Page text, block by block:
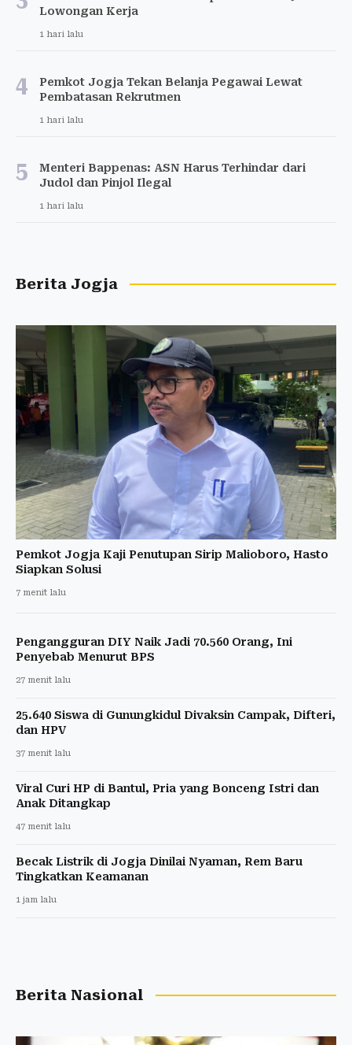
Lowongan Kerja
1 hari lalu
4
Pemkot Jogja Tekan Belanja Pegawai Lewat
Pembatasan Rekrutmen
1 hari lalu
5
Menteri Bappenas: ASN Harus Terhindar dari
Judol dan Pinjol Ilegal
1 hari lalu
Berita Jogja
Pemkot Jogja Kaji Penutupan Sirip Malioboro, Hasto
Siapkan Solusi
7 menit lalu
Pengangguran DIY Naik Jadi 70.560 Orang, Ini
Penyebab Menurut BPS
27 menit lalu
25.640 Siswa di Gunungkidul Divaksin Campak, Difteri,
dan HPV
37 menit lalu
Viral Curi HP di Bantul, Pria yang Bonceng Istri dan
Anak Ditangkap
47 menit lalu
Becak Listrik di Jogja Dinilai Nyaman, Rem Baru
Tingkatkan Keamanan
1 jam lalu
Berita Nasional